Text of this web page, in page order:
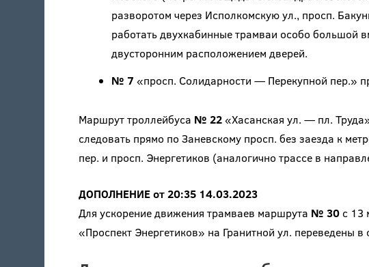
разворотом через Исполкомскую ул., просп.
работать двухкабинные трамваи особо большой
двусторонним расположением дверей.
№ 7 «просп. Солидарности — Перекупной пер.»
Маршрут троллейбуса № 22«Хасанская ул. — пл.
следовать прямо по Заневскому просп. без заезда к
пер. и просп. Энергетиков (аналогично трассе в
ДОПОЛНЕНИЕ от 20:35 14.03.2023
Для ускорение движения трамваев маршрута № 30с 13
«Проспект Энергетиков» на Гранитной ул. переведены